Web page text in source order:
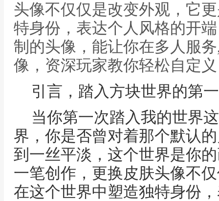
头像不仅仅是改变外观，它
特身份，表达个人风格的开
制的头像，能让你在多人服
像，资深玩家教你轻松自定义
引言，踏入方块世界的第
当你第一次踏入我的世界
界，你是否曾对着那个默认
到一丝平淡，这个世界是你
一笔创作，更换皮肤头像不
在这个世界中塑造独特身份